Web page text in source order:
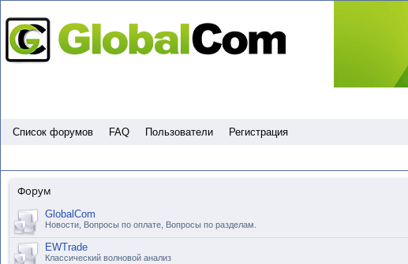
Список форумов FAQ Пользователи Регистрация
Форум
GlobalCom
Новости, Вопросы по оплате, Вопросы по разделам.
EWTrade
Классический волновой анализ